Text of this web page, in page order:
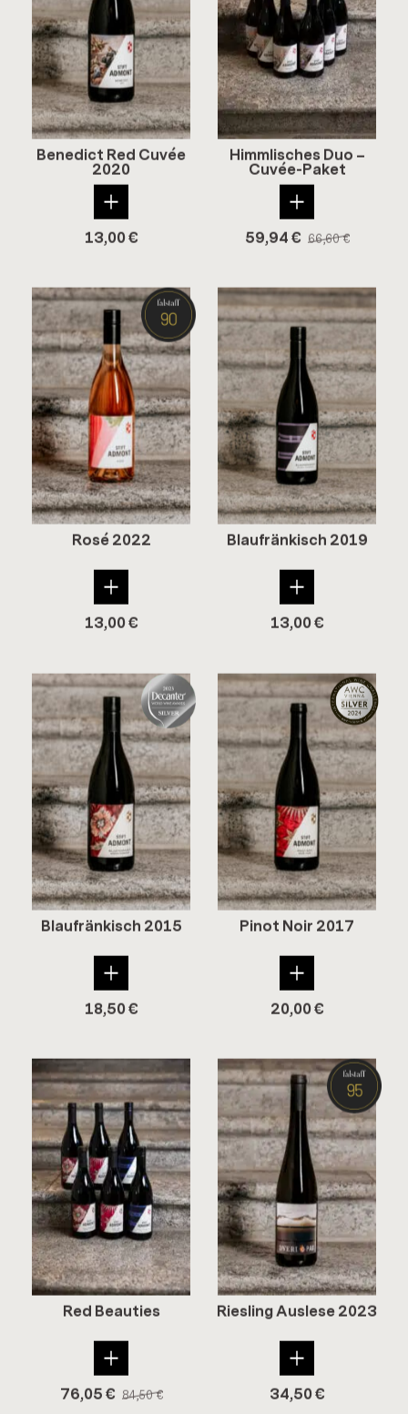
Be­ne­dict Red Cuvée
2020
13,00€
Himm­li­sches Duo –
Cuvée-​Paket
59,94€ 66,60€
Rosé 2022
13,00€
Blau­frän­kisch 2019
13,00€
Blau­frän­kisch 2015
18,50€
Pinot Noir 2017
20,00€
Red Beau­ties
76,05€ 84,50€
Ries­ling Aus­le­se 2023
34,50€